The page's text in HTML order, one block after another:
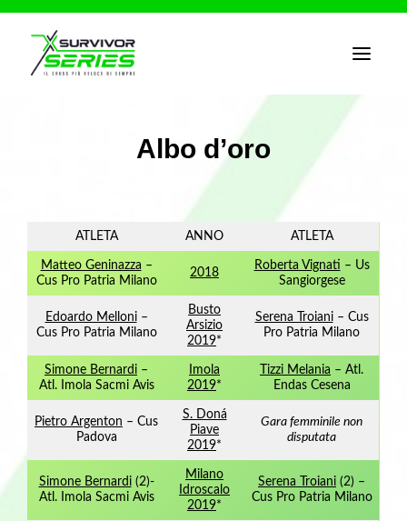
T
i
o
Albo d’oro
ATLETA ANNO ATLETA
Matteo Geninazza –
Cus Pro Patria Milano
2018
Roberta Vignati – Us
Sangiorgese
Edoardo Melloni–
Cus Pro Patria Milano
Busto
Arsizio
2019*
Serena Troiani– Cus
Pro Patria Milano
Simone Bernardi –
Atl. Imola Sacmi Avis
Imola
2019*
Tizzi Melania – Atl.
Endas Cesena
Pietro Argenton – Cus
Padova
S. Doná
Piave
2019*
Gara femminile non
disputata
Simone Bernardi(2)-
Atl. Imola Sacmi Avis
Milano
Idroscalo
2019*
Serena Troiani (2) –
Cus Pro Patria Milano